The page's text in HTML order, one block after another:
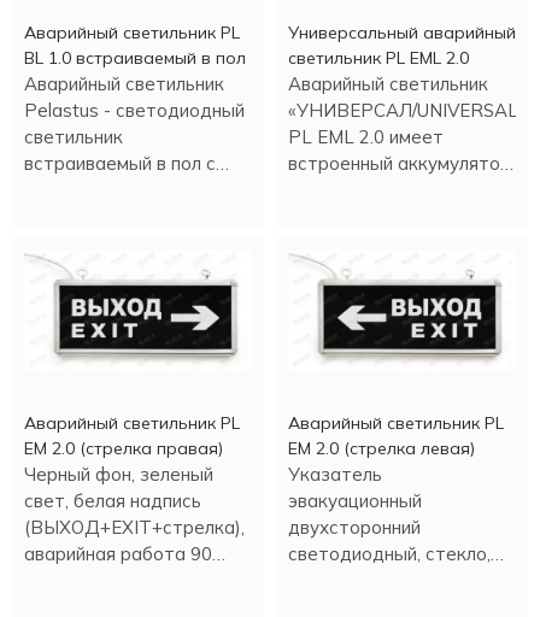
Аварийный светильник PL
BL 1.0 встраиваемый в пол
Аварийный светильник
Pelastus - светодиодный
светильник
встраиваемый в пол с
Универсальный аварийный
светильник PL EML 2.0
Аварийный светильник
«УНИВЕРСАЛ/UNIVERSAL»
PL EML 2.0 имеет
встроенный аккумулятор.
Аварийный светильник PL
EM 2.0 (стрелка правая)
Черный фон, зеленый
свет, белая надпись
(ВЫХОД+EXIT+стрелка),
аварийная работа 90
Аварийный светильник PL
EM 2.0 (стрелка левая)
Указатель
эвакуационный
двухсторонний
светодиодный, стекло,